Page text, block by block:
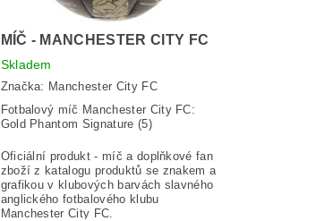
MÍČ - MANCHESTER CITY FC
Skladem
Značka: Manchester City FC
Fotbalový míč Manchester City FC:
Gold Phantom Signature (5)
Oficiální produkt - míč a doplňkové fan
zboží z katalogu produktů se znakem a
grafikou v klubových barvách slavného
anglického fotbalového klubu
Manchester City FC.